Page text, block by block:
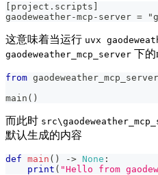
[project.scripts]
gaodeweather-mcp-server =
这意味着当运行 uvx
gaodeweather_mcp_server 下的
from
main ( )
而此时
默认生成的内容
def main ( ) -> None :
print ( "Hello from